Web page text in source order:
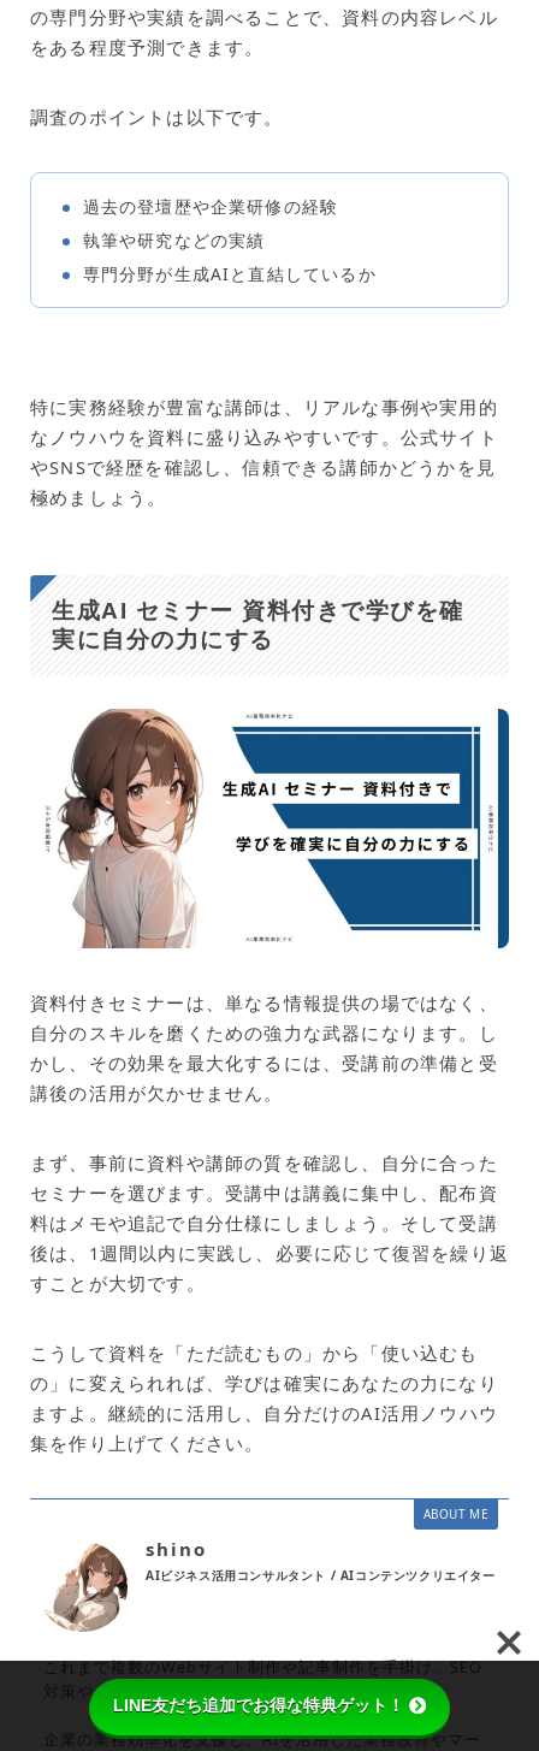
の専門分野や実績を調べることで、資料の内容レベル
をある程度予測できます。
調査のポイントは以下です。
過去の登壇歴や企業研修の経験
執筆や研究などの実績
専門分野が生成AIと直結しているか
特に実務経験が豊富な講師は、リアルな事例や実用的
なノウハウを資料に盛り込みやすいです。公式サイト
やSNSで経歴を確認し、信頼できる講師かどうかを見
極めましょう。
生成AI セミナー 資料付きで学びを確
実に自分の力にする
資料付きセミナーは、単なる情報提供の場ではなく、
自分のスキルを磨くための強力な武器になります。し
かし、その効果を最大化するには、受講前の準備と受
講後の活用が欠かせません。
まず、事前に資料や講師の質を確認し、自分に合った
セミナーを選びます。受講中は講義に集中し、配布資
料はメモや追記で自分仕様にしましょう。そして受講
後は、1週間以内に実践し、必要に応じて復習を繰り返
すことが大切です。
こうして資料を「ただ読むもの」から「使い込むも
の」に変えられれば、学びは確実にあなたの力になり
ますよ。継続的に活用し、自分だけのAI活用ノウハウ
集を作り上げてください。
ABOUT ME
shino
AIビジネス活用コンサルタント / AIコンテンツクリエイター
これまで複数のWebサイト制作や記事制作を手掛け、SEO
対策やコンテンツマーケティングの実績を持つ。
企業の業務効率化を支援し、AIを活用した業務改善やマー
LINE友だち追加でお得な特典ゲット！